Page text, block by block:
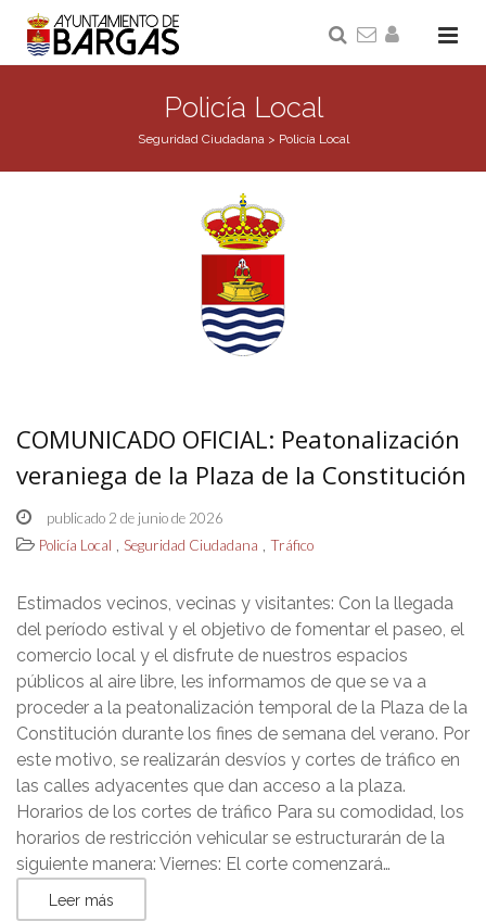
Policía Local
Seguridad Ciudadana> Policía Local
COMUNICADO OFICIAL: Peatonalización
veraniega de la Plaza de la Constitución
publicado 2 de junio de 2026
Policía Local , Seguridad Ciudadana , Tráfico
Estimados vecinos, vecinas y visitantes: Con la llegada
del período estival y el objetivo de fomentar el paseo, el
comercio local y el disfrute de nuestros espacios
públicos al aire libre, les informamos de que se va a
proceder a la peatonalización temporal de la Plaza de la
Constitución durante los fines de semana del verano. Por
este motivo, se realizarán desvíos y cortes de tráfico en
las calles adyacentes que dan acceso a la plaza.
Horarios de los cortes de tráfico Para su comodidad, los
horarios de restricción vehicular se estructurarán de la
siguiente manera: Viernes: El corte comenzará…
Leer más